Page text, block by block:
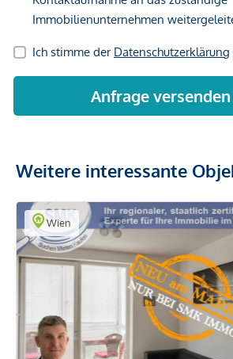
Weitere interessante
Wien